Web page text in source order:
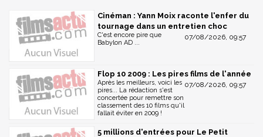
Cinéman : Yann Moix raconte l'enfer du
tournage dans un entretien choc
07/08/2026, 09:57
C'est encore pire que
Babylon AD ...
Flop 10 2009 : Les pires films de l'année
07/08/2026, 09:57
Après les meilleurs, voici les
pires... La rédaction s'est
concertée pour remettre son
classement des 10 films qu'il
fallait éviter en 2009 !
5 millions d'entrées pour Le Petit